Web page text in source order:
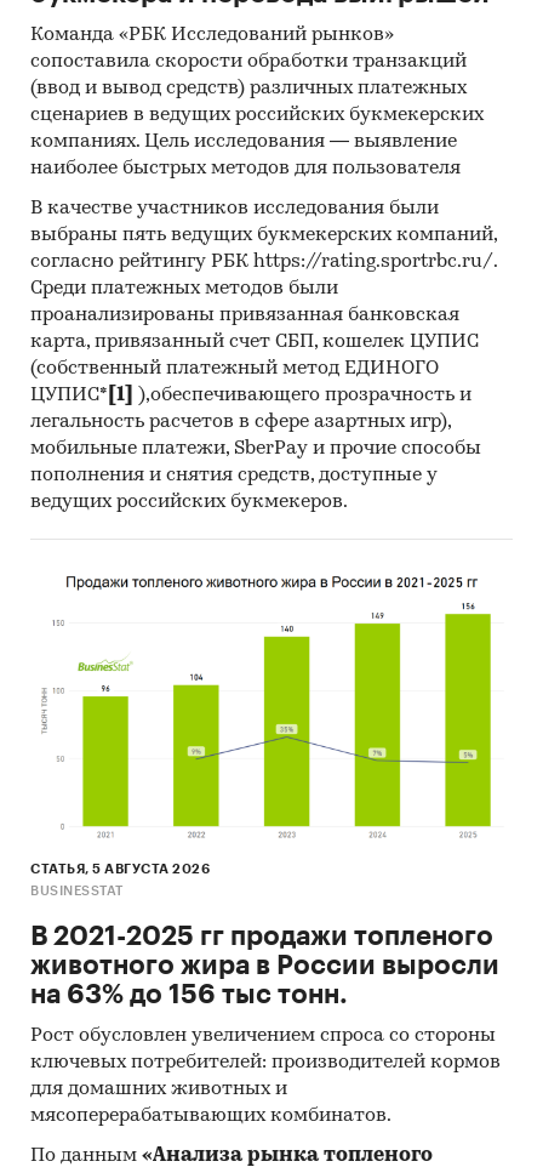
Команда «РБК Исследований рынков»
сопоставила скорости обработки транзакций
(ввод и вывод средств) различных платежных
сценариев в ведущих российских букмекерских
компаниях. Цель исследования — выявление
наиболее быстрых методов для пользователя
В качестве участников исследования были
выбраны пять ведущих букмекерских компаний,
согласно рейтингу РБК https://rating.sportrbc.ru/.
Среди платежных методов были
проанализированы привязанная банковская
карта, привязанный счет СБП, кошелек ЦУПИС
(собственный платежный метод ЕДИНОГО
ЦУПИС* [1]
),обеспечивающего прозрачность и
легальность расчетов в сфере азартных игр),
мобильные платежи, SberPay и прочие способы
пополнения и снятия средств, доступные у
ведущих российских букмекеров.
СТАТЬЯ, 5 АВГУСТА 2026
BUSINESSTAT
В 2021-2025 гг продажи топленого
животного жира в России выросли
на 63% до 156 тыс тонн.
Рост обусловлен увеличением спроса со стороны
ключевых потребителей: производителей кормов
для домашних животных и
мясоперерабатывающих комбинатов.
По данным «Анализа рынка топленого